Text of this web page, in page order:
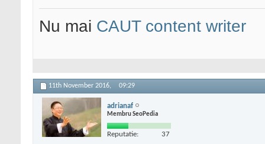
Nu mai CAUT content writer
11th November 2016, 09:29
adrianaf
Membru SeoPedia
Reputatie: 37